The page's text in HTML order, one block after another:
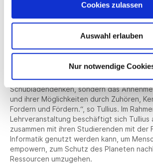
Cookies zulassen
Auswahl erlauben
Nur notwendige
Prof. Dr. Gabriela Tullius von der Fakultät
Lehrpreis für Nachhaltigkeit und
Projekte unter Berücksichtigung einer
Interaktion entwickelt. Die Professorin lud
für ein Leben mit Körperbehinderungen zu
„Diversität hat viel mit Respekt zu tun,
Schubladendenken, sondern das
und ihrer Möglichkeiten durch Zuhören,
Fordern und Fördern.“, so Tullius. Im
Lehrveranstaltung beschäftigt sich Tullius
zusammen mit ihren Studierenden mit der
Informatik genutzt werden kann, um
empowern, zum Schutz des Planeten
Ressourcen umzugehen.